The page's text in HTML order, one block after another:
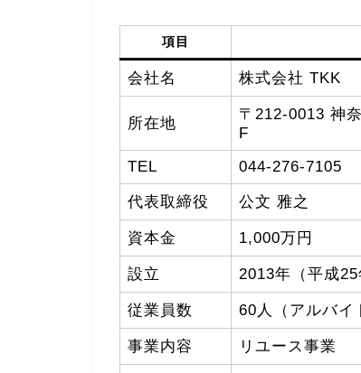
項目
会社名 株式会社 TKK
所在地
〒212-0013 神
F
TEL
044-276-7105
代表取締役 公文 雅之
資本金 1,000万円
設立 2013年（平成25
従業員数 60人（アルバイ
事業内容 リユース事業